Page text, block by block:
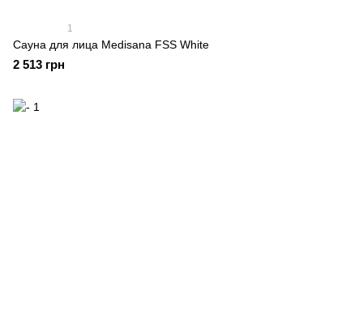
1
Сауна для лица Medisana FSS White
2 513 грн